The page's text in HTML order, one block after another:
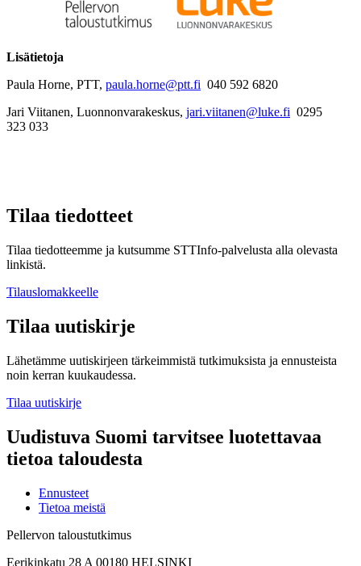
Lisätietoja
Paula Horne, PTT, paula.horne@ptt.fi 040 592 6820
Jari Viitanen, Luonnonvarakeskus, jari.viitanen@luke.fi 0295
323 033
Tilaa tiedotteet
Tilaa tiedotteemme ja kutsumme STTInfo-palvelusta alla olevasta
linkistä.
Tilauslomakkeelle
Tilaa uutiskirje
Lähetämme uutiskirjeen tärkeimmistä tutkimuksista ja ennusteista
noin kerran kuukaudessa.
Tilaa uutiskirje
Uudistuva Suomi tarvitsee luotettavaa
tietoa taloudesta
Ennusteet
Tietoa meistä
Pellervon taloustutkimus
Eerikinkatu 28 A 00180 HELSINKI